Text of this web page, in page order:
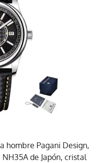
hombre Pagani Design,
de Japón, cristal